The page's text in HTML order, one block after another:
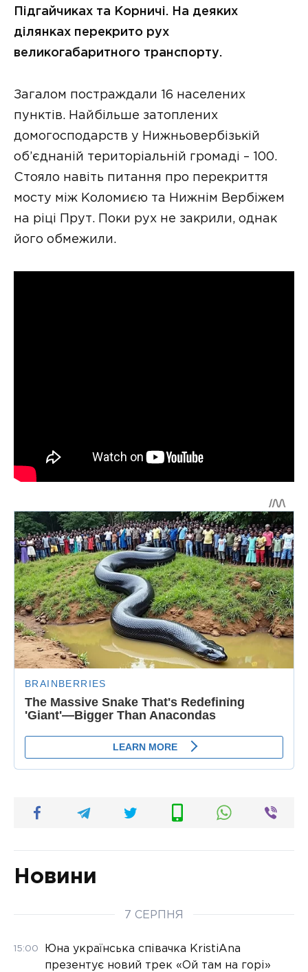
Підгайчиках та Корничі. На деяких
ділянках перекрито рух
великогабаритного транспорту.
Загалом постраждали 16 населених
пунктів. Найбільше затоплених
домогосподарств у Нижньовербізькій
об’єднаній територіальній громаді – 100.
Стояло навіть питання про перекриття
мосту між Коломиєю та Нижнім Вербіжем
на ріці Прут. Поки рух не закрили, однак
його обмежили.
Новини
7 СЕРПНЯ
15:00
Юна українська співачка KristiAna
презентує новий трек «Ой там на горі»